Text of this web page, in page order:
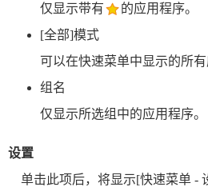
仅显示带有
的应用程序。
[全部]模式
可以在快速菜单中显示的所有
组名
仅显示所选组中的应用程序。
设置
单击此项后，将显示[快速菜单 -